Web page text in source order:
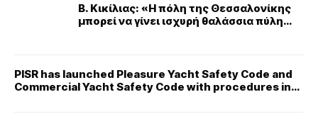
Β. Κικίλιας: «Η πόλη της Θεσσαλονίκης
μπορεί να γίνει ισχυρή θαλάσσια πύλη
PISR has launched Pleasure Yacht Safety Code and
Commercial Yacht Safety Code with procedures in